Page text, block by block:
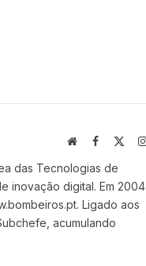
WebsiteFacebook
das Tecnologias de
inovação digital. Em 2004
Ligado aos
acumulando